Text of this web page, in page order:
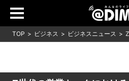
TOP ビジネス ビジネスニュース